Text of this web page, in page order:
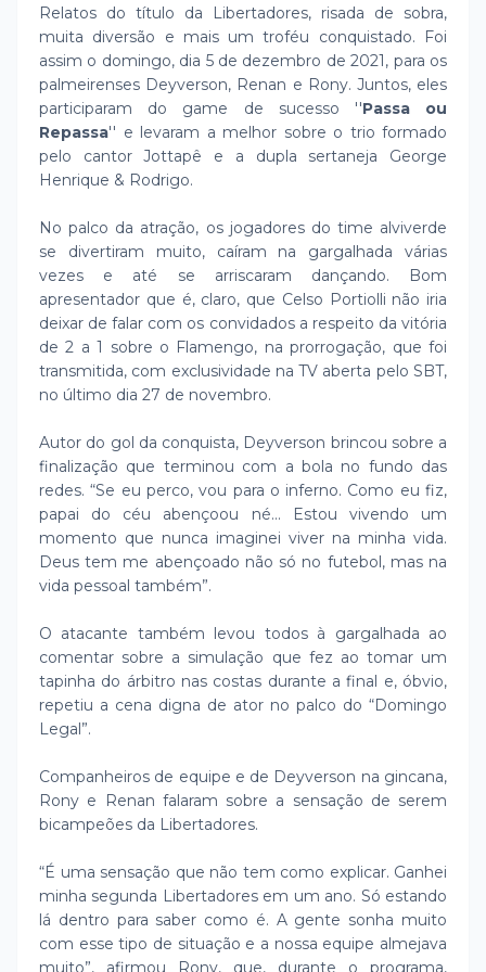
Relatos do título da Libertadores, risada de sobra,
muita diversão e mais um troféu conquistado. Foi
assim o domingo, dia 5 de dezembro de 2021, para os
palmeirenses Deyverson, Renan e Rony. Juntos, eles
participaram do game de sucesso ''Passa ou
Repassa'' e levaram a melhor sobre o trio formado
pelo cantor Jottapê e a dupla sertaneja George
Henrique & Rodrigo.
No palco da atração, os jogadores do time alviverde
se divertiram muito, caíram na gargalhada várias
vezes e até se arriscaram dançando. Bom
apresentador que é, claro, que Celso Portiolli não iria
deixar de falar com os convidados a respeito da vitória
de 2 a 1 sobre o Flamengo, na prorrogação, que foi
transmitida, com exclusividade na TV aberta pelo SBT,
no último dia 27 de novembro.
Autor do gol da conquista, Deyverson brincou sobre a
finalização que terminou com a bola no fundo das
redes. “Se eu perco, vou para o inferno. Como eu fiz,
papai do céu abençoou né... Estou vivendo um
momento que nunca imaginei viver na minha vida.
Deus tem me abençoado não só no futebol, mas na
vida pessoal também”.
O atacante também levou todos à gargalhada ao
comentar sobre a simulação que fez ao tomar um
tapinha do árbitro nas costas durante a final e, óbvio,
repetiu a cena digna de ator no palco do “Domingo
Legal”.
Companheiros de equipe e de Deyverson na gincana,
Rony e Renan falaram sobre a sensação de serem
bicampeões da Libertadores.
“É uma sensação que não tem como explicar. Ganhei
minha segunda Libertadores em um ano. Só estando
lá dentro para saber como é. A gente sonha muito
com esse tipo de situação e a nossa equipe almejava
muito”, afirmou Rony, que, durante o programa,